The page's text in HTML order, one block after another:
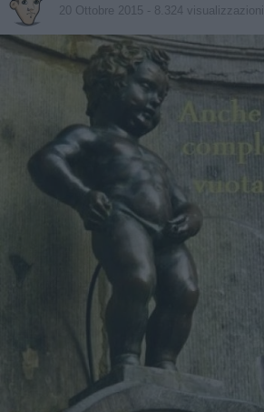
20 Ottobre 2015 - 8.324 visualizzazioni